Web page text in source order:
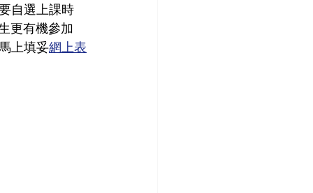
自選上課時
更有機參加
上填妥網上表